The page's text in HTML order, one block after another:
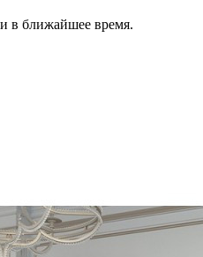
в ближайшее время.